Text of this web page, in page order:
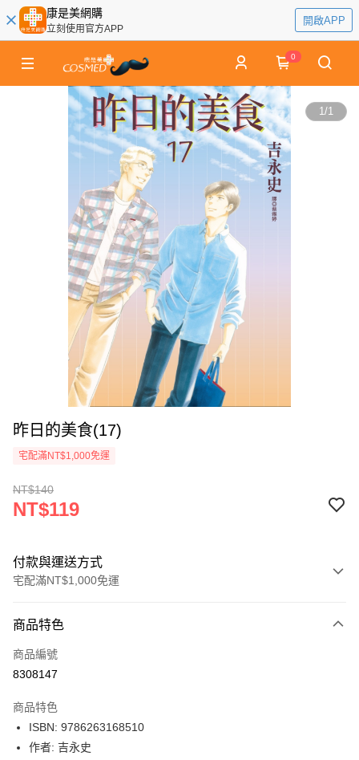
康是美網購
立刻使用官方APP
開啟APP
0
1/1
昨日的美食(17)
宅配滿NT$1,000免運
NT$140
NT$119
付款與運送方式
宅配滿NT$1,000免運
icash Pay
信用卡一次付款
LINE Pay
Apple Pay
商品特色
商品編號
8308147
商品特色
ISBN: 9786263168510
作者: 吉永史